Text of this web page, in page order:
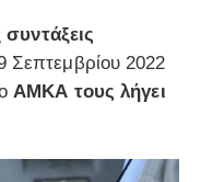
συντάξεις
Σεπτεμβρίου 2022
ΑΜΚΑ τους λήγει